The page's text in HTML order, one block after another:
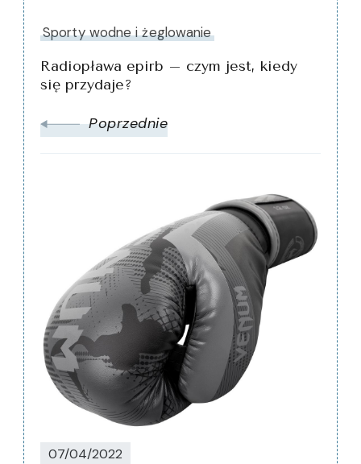
Sporty wodne i żeglowanie
Radiopława epirb – czym jest, kiedy
się przydaje?
Poprzednie
07/04/2022